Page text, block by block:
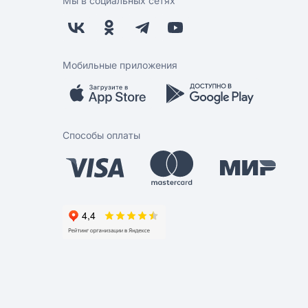
Мобильные приложения
Способы оплаты